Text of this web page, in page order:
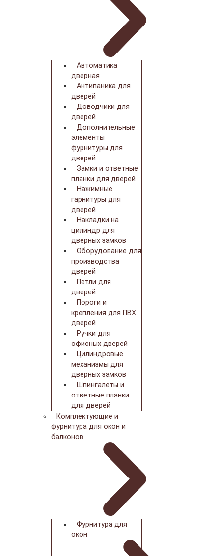
Автоматика
дверная
Антипаника для
дверей
Доводчики для
дверей
Дополнительные
элементы
фурнитуры для
дверей
Замки и ответные
планки для дверей
Нажимные
гарнитуры для
дверей
Накладки на
цилиндр для
дверных замков
Оборудование для
производства
дверей
Петли для
дверей
Пороги и
крепления для ПВХ
дверей
Ручки для
офисных дверей
Цилиндровые
механизмы для
дверных замков
Шпингалеты и
ответные планки
для дверей
Комплектующие и
фурнитура для окон и
балконов
Фурнитура для
окон